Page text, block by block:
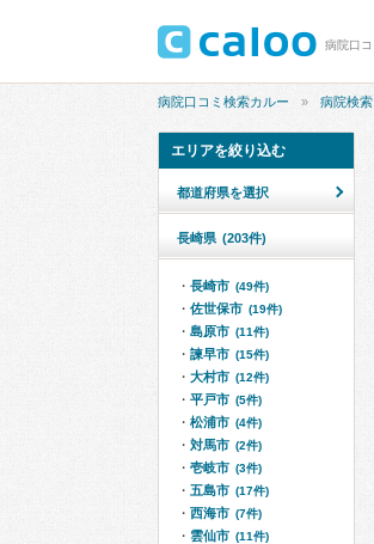
病院口コミ検索カルー 病院検索
エリアを絞り込む
都道府県を選択
長崎県 (203件)
長崎市 (49件)
佐世保市 (19件)
島原市 (11件)
諫早市 (15件)
大村市 (12件)
平戸市 (5件)
松浦市 (4件)
対馬市 (2件)
壱岐市 (3件)
五島市 (17件)
西海市 (7件)
雲仙市 (11件)